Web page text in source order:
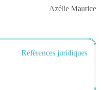
Azélie Maurice
Références juridiques